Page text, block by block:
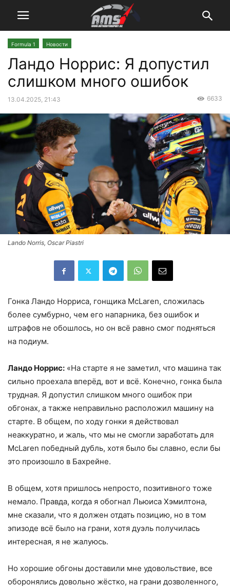
Formula 1 Новости
Ландо Норрис: Я допустил
слишком много ошибок
13.04.2025, 21:43 6633
Lando Norris, Oscar Piastri
Гонка Ландо Норриса, гонщика McLaren, сложилась
более сумбурно, чем его напарника, без ошибок и
штрафов не обошлось, но он всё равно смог подняться
на подиум.
Ландо Норрис: «На старте я не заметил, что машина так
сильно проехала вперёд, вот и всё. Конечно, гонка была
трудная. Я допустил слишком много ошибок при
обгонах, а также неправильно расположил машину на
старте. В общем, по ходу гонки я действовал
неаккуратно, и жаль, что мы не смогли заработать для
McLaren победный дубль, хотя было бы славно, если бы
это произошло в Бахрейне.
В общем, хотя пришлось непросто, позитивного тоже
немало. Правда, когда я обогнал Льюиса Хэмилтона,
мне сказали, что я должен отдать позицию, но в том
эпизоде всё было на грани, хотя дуэль получилась
интересная, я не жалуюсь.
Но хорошие обгоны доставили мне удовольствие, все
оборонялись довольно жёстко, на грани дозволенного,